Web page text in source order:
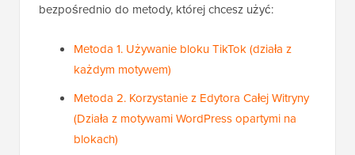
bezpośrednio do metody, której chcesz użyć:
Metoda 1. Używanie bloku TikTok (działa z
każdym motywem)
Metoda 2. Korzystanie z Edytora Całej Witryny
(Działa z motywami WordPress opartymi na
blokach)